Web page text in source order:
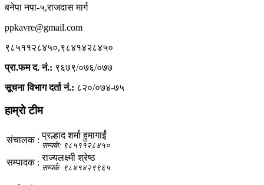
बनेपा नपा-५,राजदास मार्ग
ppkavre@gmail.com
९८५११२८४५०,९८४१४२८४५०
प्रा.फम द. नं.: ९६७९/०७६/०७७
सूचना विभाग दर्ता नं.: ८२०/०७४-७५
हाम्रो टीम
संचालक : प्रल्हाद शर्मा हुमागाईं
सम्पर्क: ९८५११२८४५०
सम्पादक : राज्यलक्ष्मी श्रेष्ठ
सम्पर्क: ९८४१४२९९६५